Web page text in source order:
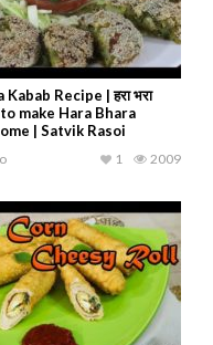
Recipe | हरा भरा
to make Hara Bhara
| Satvik Rasoi
2009
1